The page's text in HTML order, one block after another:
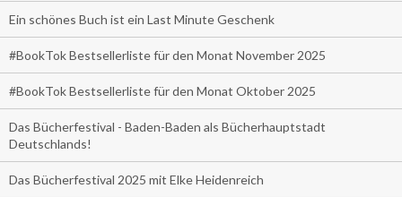
Ein schönes Buch ist ein Last Minute Geschenk
#BookTok Bestsellerliste für den Monat November 2025
#BookTok Bestsellerliste für den Monat Oktober 2025
Das Bücherfestival - Baden-Baden als Bücherhauptstadt
Deutschlands!
Das Bücherfestival 2025 mit Elke Heidenreich